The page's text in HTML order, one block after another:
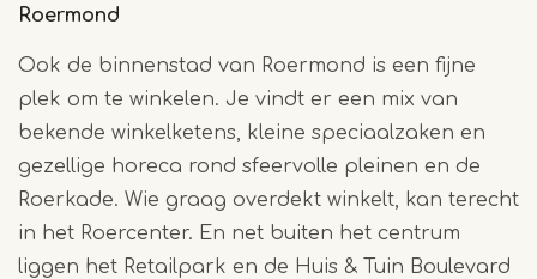
Roermond
Ook de binnenstad van Roermond is een fijne
plek om te winkelen. Je vindt er een mix van
bekende winkelketens, kleine speciaalzaken en
gezellige horeca rond sfeervolle pleinen en de
Roerkade. Wie graag overdekt winkelt, kan terecht
in het Roercenter. En net buiten het centrum
liggen het Retailpark en de Huis & Tuin Boulevard